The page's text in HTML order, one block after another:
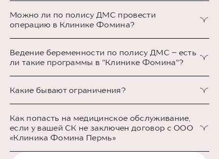
Можно ли по полису ДМС провести
операцию в Клинике Фомина?
Да, можно. Только позвоните в страховую и уточните,
пожалуйста, входит ли данная услуга в ваш договор со
Ведение беременности по полису ДМС – есть
ли такие программы в "Клинике Фомина"?
Да, у нас есть такие программы. Вы так же можете узнать
Какие бывают ограничения?
Часто (но не всегда!) консультация гинеколога-
репродуктолога и программы ЭКО не покрываются
страховой компанией, поскольку это - плановая помощь.
Как попасть на медицинское обслуживание,
если у вашей СК не заключен договор с ООО
«Клиника Фомина Пермь»